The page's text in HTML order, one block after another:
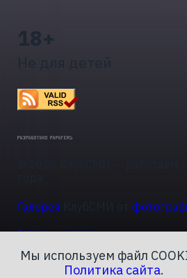
18+
Не для детей
Галерея
Актуальные темы
Мы используем файл
Политика сайта.